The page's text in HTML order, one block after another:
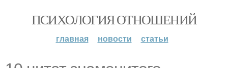
ПСИХОЛОГИЯ ОТНОШЕНИЙ
главная новости статьи